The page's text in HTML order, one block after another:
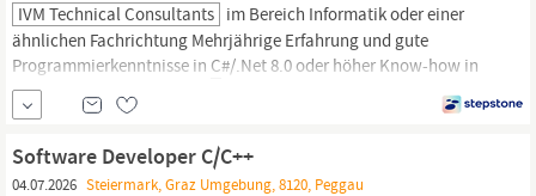
IVM Technical Consultants im Bereich Informatik oder einer
ähnlichen Fachrichtung Mehrjährige Erfahrung und gute
Programmierkenntnisse in C#/.Net 8.0 oder höher Know-how in
Frontend Technologien wie WPF sowie Verständnis für MVVM als
auch mit Backend Technologie wie ASP.NET Core Web Api
Sicherer Umgang mit dem Frontend Framework Angular
erforderlich Datenbankkenntnisse in SQL...
Software Developer C/C++
04.07.2026 Steiermark, Graz Umgebung, 8120, Peggau